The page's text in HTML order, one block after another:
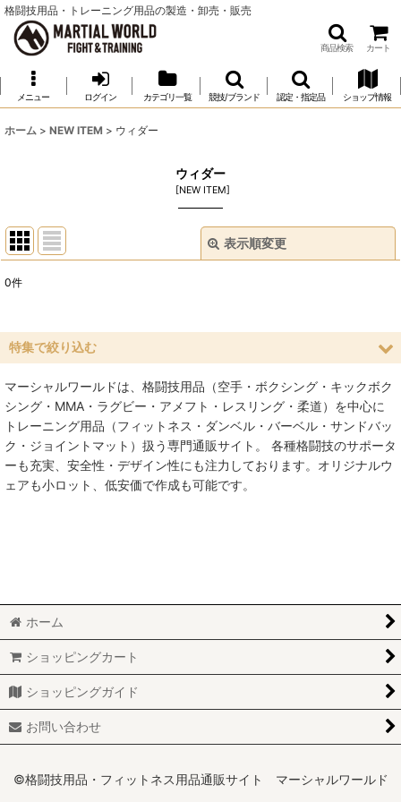
格闘技用品・トレーニング用品の製造・卸売・販売
商品検索 カート
メニュー ログイン カテゴリ一覧 競技/ブランド 認定・指定品 ショップ情報
ホーム > NEW ITEM > ウィダー
ウィダー
[NEW ITEM]
表示順変更
並び順:
絞り込む
0件
特集で絞り込む
空手
MMA総合格闘技
柔術
少林寺拳法
サンボ
レスリング
MARTIAL WORLD
マーシャルワールドは、格闘技用品（空手・ボクシング・キックボク
シング・MMA・ラグビー・アメフト・レスリング・柔道）を中心に
トレーニング用品（フィットネス・ダンベル・バーベル・サンドバッ
ク・ジョイントマット）扱う専門通販サイト。 各種格闘技のサポータ
ーも充実、安全性・デザイン性にも注力しております。オリジナルウ
ェアも小ロット、低安価で作成も可能です。
ホーム
ショッピングカート
ショッピングガイド
お問い合わせ
©格闘技用品・フィットネス用品通販サイト マーシャルワールド